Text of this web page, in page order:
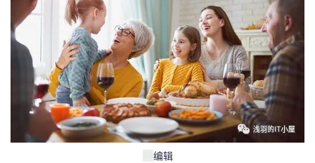
者
的
博
客
我
的
论
我
的
我
编辑